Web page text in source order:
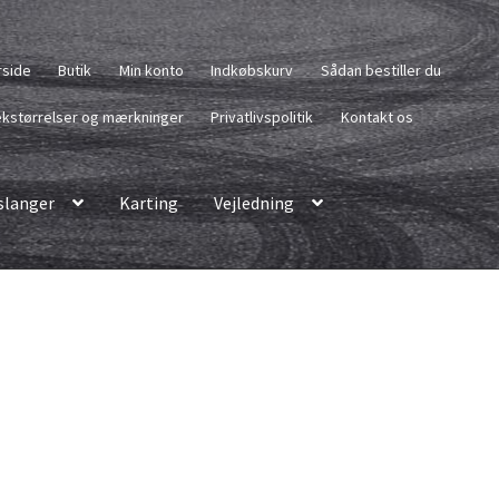
Butik Min konto Indkøbskurv Sådan bestiller du
og mærkninger Privatlivspolitik Kontakt os
Karting
Vejledning